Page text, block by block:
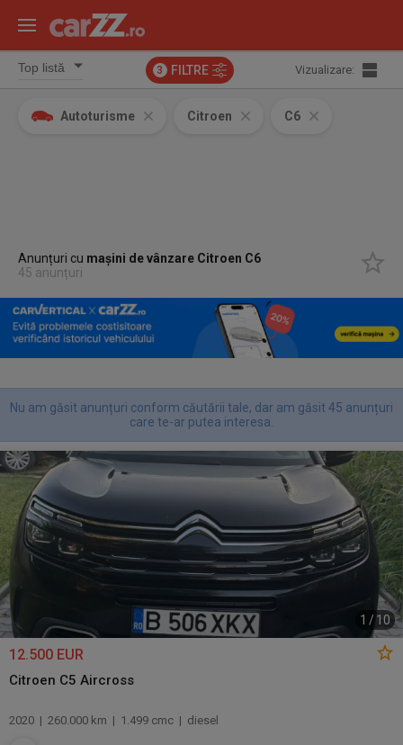
3 FILTRE Vizualizare:
Autoturisme Citroen C6
Anunțuri cu mașini de vânzare Citroen C6
45 anunțuri
Nu am găsit anunțuri conform căutării tale, dar am găsit 45 anunțuri
care te-ar putea interesa.
1 / 10
12.500 EUR
Citroen C5 Aircross
2020 | 260.000 km | 1.499 cmc | diesel